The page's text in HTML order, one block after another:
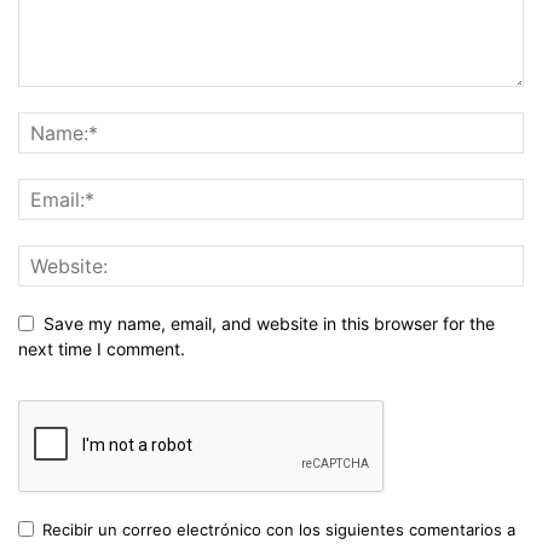
Save my name, email, and website in this browser for the
next time I comment.
Recibir un correo electrónico con los siguientes comentarios a